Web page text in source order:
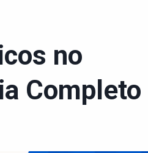
no
Completo